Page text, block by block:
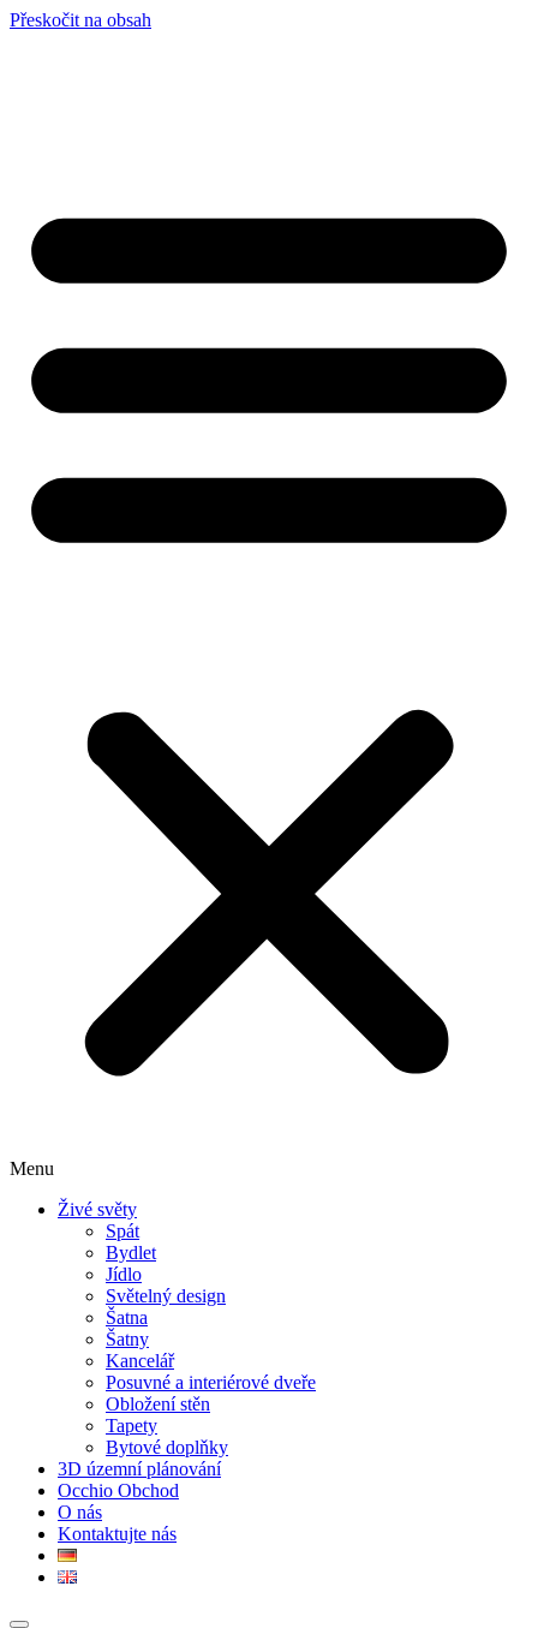
Přeskočit na obsah
Menu
Živé světy
Spát
Bydlet
Jídlo
Světelný design
Šatna
Šatny
Kancelář
Posuvné a interiérové ​​dveře
Obložení stěn
Tapety
Bytové doplňky
3D územní plánování
Occhio Obchod
O nás
Kontaktujte nás